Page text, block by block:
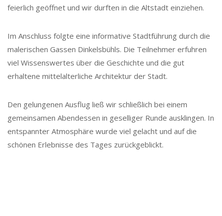
feierlich geöffnet und wir durften in die Altstadt einziehen.
Im Anschluss folgte eine informative Stadtführung durch die
malerischen Gassen Dinkelsbühls. Die Teilnehmer erfuhren
viel Wissenswertes über die Geschichte und die gut
erhaltene mittelalterliche Architektur der Stadt.
Den gelungenen Ausflug ließ wir schließlich bei einem
gemeinsamen Abendessen in geselliger Runde ausklingen. In
entspannter Atmosphäre wurde viel gelacht und auf die
schönen Erlebnisse des Tages zurückgeblickt.